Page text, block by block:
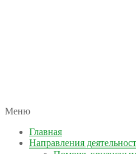
КОЛЫМА — ЗА ЖИЗНЬ
автономная некоммерческая
Меню
Главная
Направления